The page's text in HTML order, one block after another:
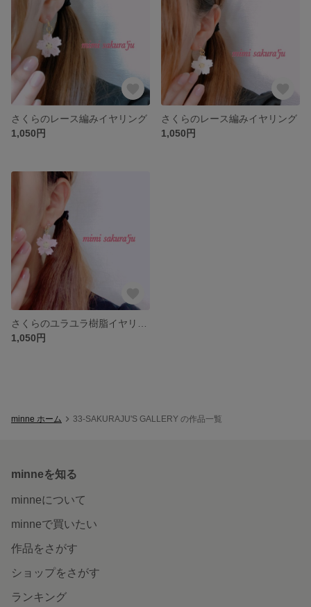
さくらのレース編みイヤリング
1,050円
さくらのレース編みイヤリング
1,050円
1,050円
minne ホーム 33-SAKURAJU'S GALLERY の作品一覧
minneを知る
minneについて
minneで買いたい
作品をさがす
ショップをさがす
ランキング